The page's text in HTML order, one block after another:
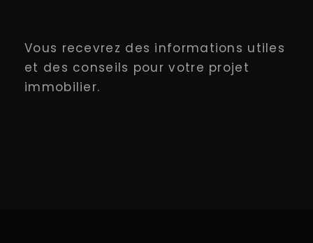
Vous recevrez des informations utiles
et des conseils pour votre projet
immobilier.